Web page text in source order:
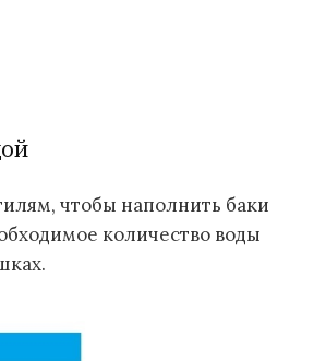
чтобы наполнить баки
количество воды